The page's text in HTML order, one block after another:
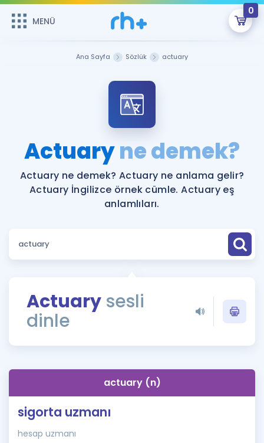
MENÜ
0
Şifremi Hatırlamıyorum
ÜYE DEĞİLİM
Sepetin Şu An Boş.
Remzi Hoca ile seni sınava hazırlayacak onlarca eğitim seni
bekliyor!
MENÜ
Katılımcı Görüşleri
Faydalı Araçlar
Sözlük
Rehberlik Aracı
ÖSYM Sınav Takvimi
İngilizce Gramer
Hakkımızda
Ana Sayfa Sözlük actuary
Actuaryne demek?
Actuary ne demek? Actuary ne anlama gelir?
Actuary İngilizce örnek cümle. Actuary eş
anlamlıları.
Actuary sesli
dinle
actuary (n)
sigorta uzmanı
hesap uzmanı